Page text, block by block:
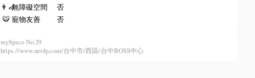
👨‍🦽無障礙空間
否
🐯 寵物友善 否
mySpace No.29
https://www.net4p.com/台中市/西區/台中BOSS中心